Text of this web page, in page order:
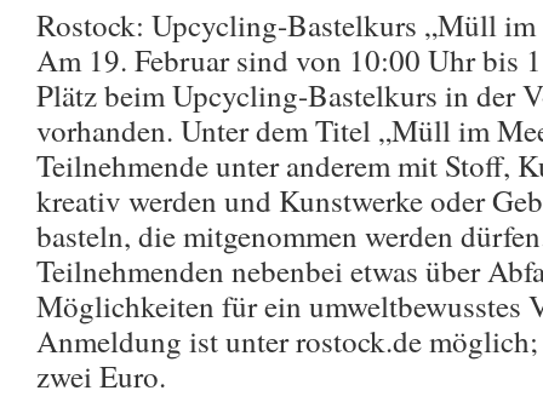
Rostock: Upcycling-Bastelkurs „Müll im
Am 19. Februar sind von 10:00 Uhr bis
Plätz beim Upcycling-Bastelkurs in der
vorhanden. Unter dem Titel „Müll im
Teilnehmende unter anderem mit Stoff,
kreativ werden und Kunstwerke oder
basteln, die mitgenommen werden
Teilnehmenden nebenbei etwas über
Möglichkeiten für ein umweltbewusstes
Anmeldung ist unter rostock.de
zwei Euro.